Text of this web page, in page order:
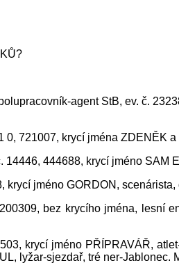
agent StB, ev. č.
721007, krycí jména ZDENĚK
444688, krycí jméno SAM
jméno GORDON,
bez krycího jména, lesní
krycí jméno PŘÍPRAVÁŘ,
lyžar-sjezdař, tré ner-Jablonec.